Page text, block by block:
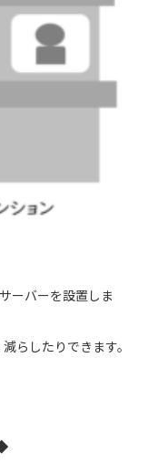
ーバーを設置しま
らしたりできます。